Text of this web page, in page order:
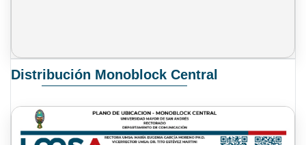
Distribución Monoblock Central